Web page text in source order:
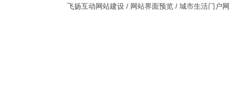
飞扬互动网站建设 / 网站界面预览 / 城市生活门户